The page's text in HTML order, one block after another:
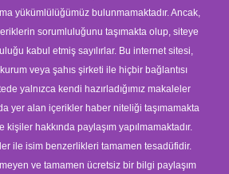
yükümlülüğümüz bulunmamaktadır. Ancak,
sorumluluğunu taşımakta olup, siteye
kabul etmiş sayılırlar. Bu internet sitesi,
veya şahıs şirketi ile hiçbir bağlantısı
yalnızca kendi hazırladığımız makaleler
yer alan içerikler haber niteliği taşımamakta
hakkında paylaşım yapılmamaktadır.
ile isim benzerlikleri tamamen tesadüfidir.
ve tamamen ücretsiz bir bilgi paylaşım